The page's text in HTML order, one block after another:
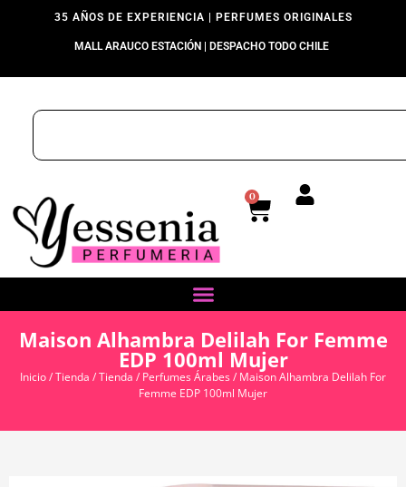
35 AÑOS DE EXPERIENCIA | PERFUMES ORIGINALES
MALL ARAUCO ESTACIÓN | DESPACHO TODO CHILE
0
Maison Alhambra Delilah For Femme
EDP 100ml Mujer
Inicio/Tienda /Tienda / Perfumes Árabes/ Maison Alhambra Delilah For
Femme EDP 100ml Mujer